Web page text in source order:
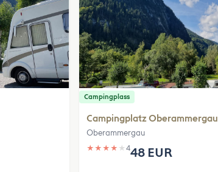
Campingplass
Campingplatz Oberammergau
Oberammergau
★ ★ ★ ★ ★448 EUR